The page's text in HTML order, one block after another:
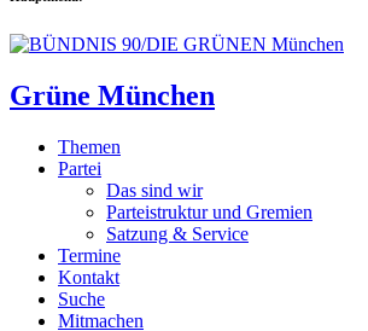
Grüne München
Themen
Partei
Das sind wir
Parteistruktur und Gremien
Satzung & Service
Termine
Kontakt
Suche
Mitmachen